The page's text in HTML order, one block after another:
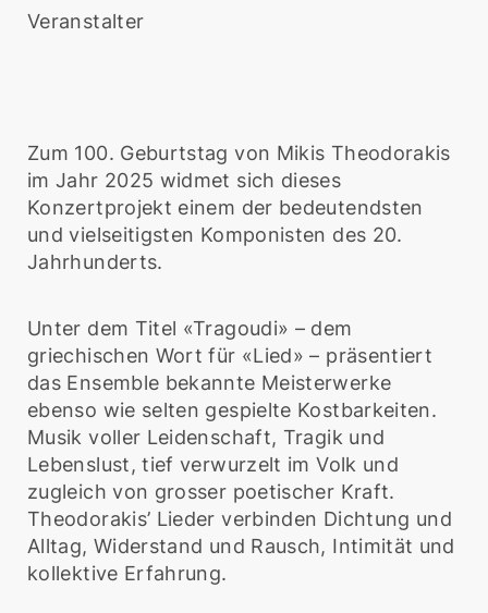
Veranstalter
Zum 100. Geburtstag von Mikis Theodorakis
im Jahr 2025 widmet sich dieses
Konzertprojekt einem der bedeutendsten
und vielseitigsten Komponisten des 20.
Jahrhunderts.
Unter dem Titel «Tragoudi» – dem
griechischen Wort für «Lied» – präsentiert
das Ensemble bekannte Meisterwerke
ebenso wie selten gespielte Kostbarkeiten.
Musik voller Leidenschaft, Tragik und
Lebenslust, tief verwurzelt im Volk und
zugleich von grosser poetischer Kraft.
Theodorakis’ Lieder verbinden Dichtung und
Alltag, Widerstand und Rausch, Intimität und
kollektive Erfahrung.